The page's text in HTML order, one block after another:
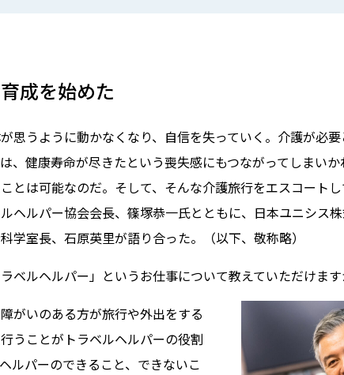
成を始めた
思うように動かなくなり、自信を失っていく。介護が必要
は、健康寿命が尽きたという喪失感にもつながってしまい
とは可能なのだ。そして、そんな介護旅行をエスコート
ヘルパー協会会長、篠塚恭一氏とともに、日本ユニシス株
学室長、石原英里が語り合った。（以下、敬称略）
ベルヘルパー」というお仕事について教えていただけます
がいのある方が旅行や外出をする
うことがトラベルヘルパーの役割
ルパーのできること、できないこ